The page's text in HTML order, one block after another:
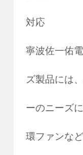
対応
寧波佐一佑
ズ製品には
ーのニーズ
環ファンな